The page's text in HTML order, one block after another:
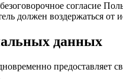
согласие
должен воздержаться от
данных
предоставляет